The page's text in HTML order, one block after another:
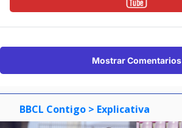
Mostrar Comentarios
BBCL Contigo > Explicativa